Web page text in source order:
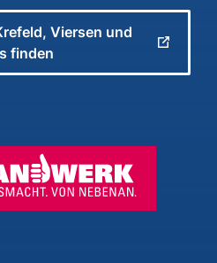
Viersen und
finden